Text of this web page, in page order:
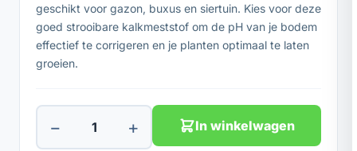
geschikt voor gazon, buxus en siertuin. Kies voor deze
goed strooibare kalkmeststof om de pH van je bodem
effectief te corrigeren en je planten optimaal te laten
groeien.
− + In winkelwagen